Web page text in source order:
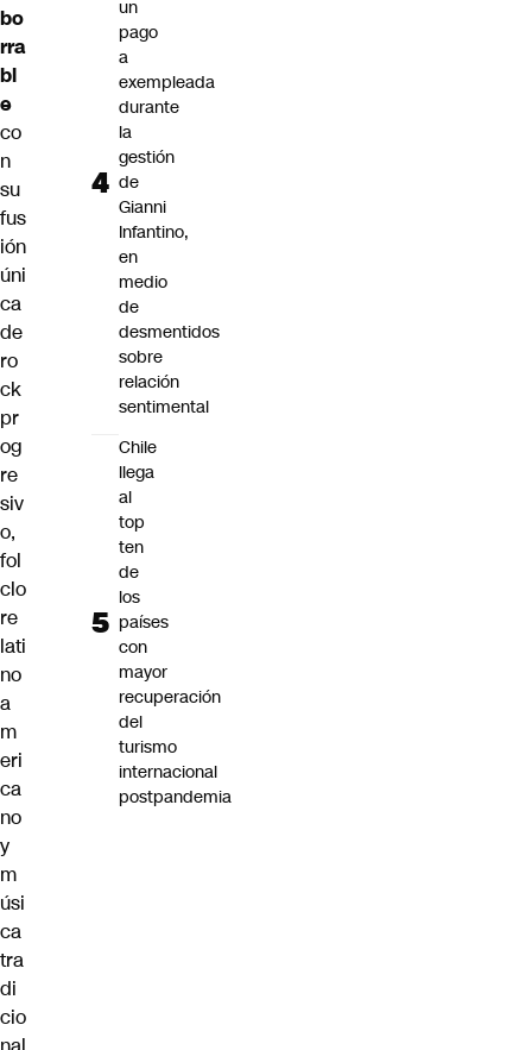
bo
rra
bl
e
co
n
su
fus
ión
úni
ca
de
ro
ck
pr
og
re
siv
o,
fol
clo
re
lati
no
a
m
eri
ca
no
y
m
úsi
ca
tra
di
cio
un
pago
a
exempleada
durante
la
gestión
de
Gianni
Infantino,
en
medio
de
desmentidos
sobre
relación
sentimental
Chile
llega
al
top
ten
de
los
países
con
mayor
recuperación
del
turismo
internacional
postpandemia